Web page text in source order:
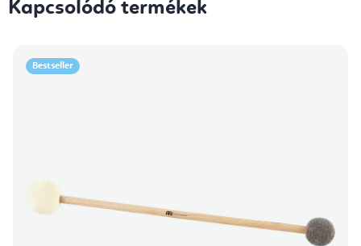
Kapcsolódó termékek
Bestseller